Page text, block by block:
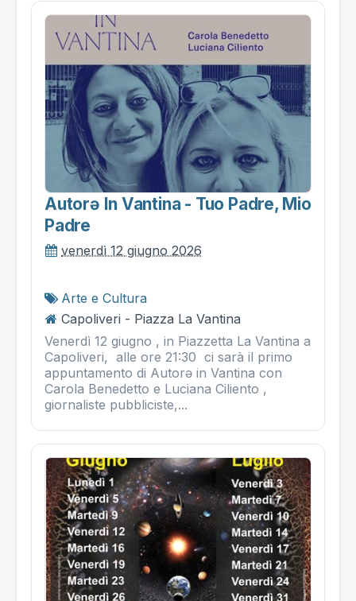
Autorə In Vantina - Tuo Padre, Mio
Padre
venerdì 12 giugno 2026
Arte e Cultura
Capoliveri - Piazza La Vantina
Venerdì 12 giugno , in Piazzetta La Vantina a
Capoliveri, alle ore 21:30 ci sarà il primo
appuntamento di Autorə in Vantina con
Carola Benedetto e Luciana Ciliento ,
giornaliste pubbliciste,...